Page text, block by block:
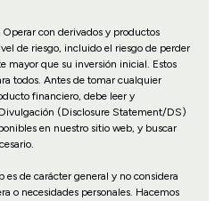
Operar con derivados y productos
de riesgo, incluido el riesgo de perder
mayor que su inversión inicial. Estos
todos. Antes de tomar cualquier
financiero, debe leer y
(Disclosure Statement/DS)
en nuestro sitio web, y buscar
es de carácter general y no considera
o necesidades personales. Hacemos